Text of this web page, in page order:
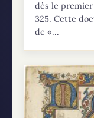
dès le
325. Cette
de «...